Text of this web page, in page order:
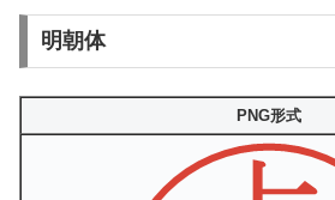
明朝体
PNG形式